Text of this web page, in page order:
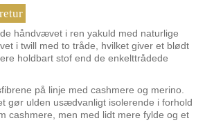
håndvævet i ren yakuld med naturlige
i twill med to tråde, hvilket giver et blødt
holdbart stof end de enkelttrådede
på linje med cashmere og merino.
gør ulden usædvanligt isolerende i forhold
cashmere, men med lidt mere fylde og et